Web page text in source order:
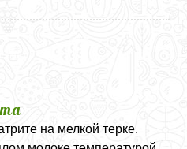
на мелкой терке.